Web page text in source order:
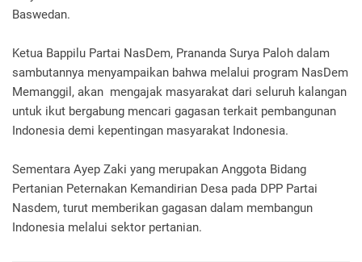
Baswedan.
Ketua Bappilu Partai NasDem, Prananda Surya Paloh dalam
sambutannya menyampaikan bahwa melalui program NasDem
Memanggil, akan mengajak masyarakat dari seluruh kalangan
untuk ikut bergabung mencari gagasan terkait pembangunan
Indonesia demi kepentingan masyarakat Indonesia.
Sementara Ayep Zaki yang merupakan Anggota Bidang
Pertanian Peternakan Kemandirian Desa pada DPP Partai
Nasdem, turut memberikan gagasan dalam membangun
Indonesia melalui sektor pertanian.